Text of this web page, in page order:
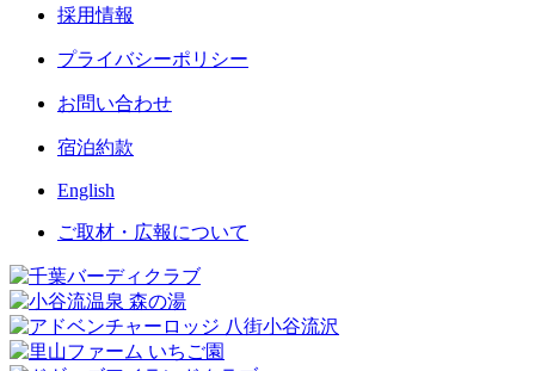
採用情報
プライバシーポリシー
お問い合わせ
宿泊約款
English
ご取材・広報について